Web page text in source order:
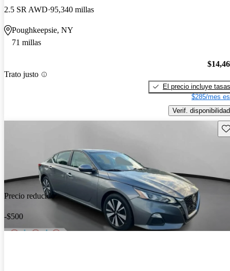
2.5 SR AWD 95,340 millas
Poughkeepsie, NY
71 millas
Trato justo
El precio incluye tasas
$285/mes
Verif. disponibilidad
Precio reducido
-$500